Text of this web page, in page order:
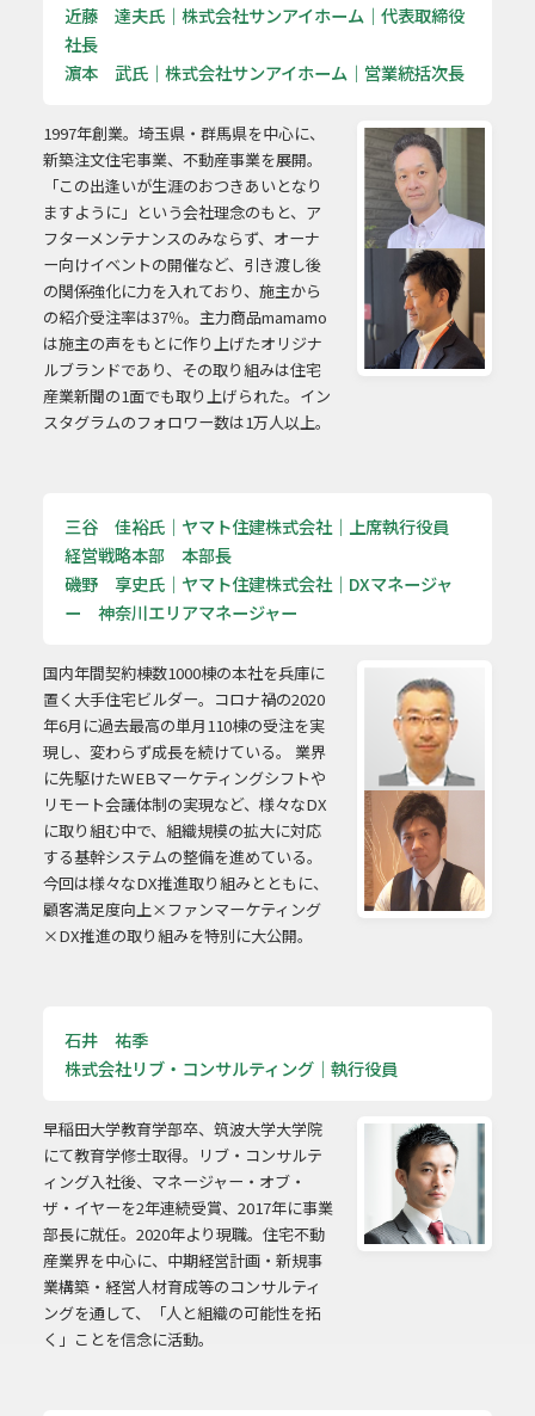
近藤 達夫氏｜株式会社サンアイホーム｜代表取締役
社長
濵本 武氏｜株式会社サンアイホーム｜営業統括次長
1997年創業。埼玉県・群馬県を中心に、
新築注文住宅事業、不動産事業を展開。
「この出逢いが生涯のおつきあいとなり
ますように」という会社理念のもと、ア
フターメンテナンスのみならず、オーナ
ー向けイベントの開催など、引き渡し後
の関係強化に力を入れており、施主から
の紹介受注率は37％。主力商品mamamo
は施主の声をもとに作り上げたオリジナ
ルブランドであり、その取り組みは住宅
産業新聞の1面でも取り上げられた。イン
スタグラムのフォロワー数は1万人以上。
三谷 佳裕氏｜ヤマト住建株式会社｜上席執行役員
経営戦略本部 本部長
磯野 享史氏｜ヤマト住建株式会社｜DXマネージャ
ー 神奈川エリアマネージャー
国内年間契約棟数1000棟の本社を兵庫に
置く大手住宅ビルダー。コロナ禍の2020
年6月に過去最高の単月110棟の受注を実
現し、変わらず成長を続けている。 業界
に先駆けたWEBマーケティングシフトや
リモート会議体制の実現など、様々なDX
に取り組む中で、組織規模の拡大に対応
する基幹システムの整備を進めている。
今回は様々なDX推進取り組みとともに、
顧客満足度向上×ファンマーケティング
×DX推進の取り組みを特別に大公開。
石井 祐季
株式会社リブ・コンサルティング｜執行役員
早稲田大学教育学部卒、筑波大学大学院
にて教育学修士取得。リブ・コンサルテ
ィング入社後、マネージャー・オブ・
ザ・イヤーを2年連続受賞、2017年に事業
部長に就任。2020年より現職。住宅不動
産業界を中心に、中期経営計画・新規事
業構築・経営人材育成等のコンサルティ
ングを通して、「人と組織の可能性を拓
く」ことを信念に活動。